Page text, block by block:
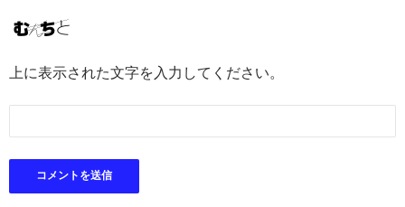
上に表示された文字を入力してください。